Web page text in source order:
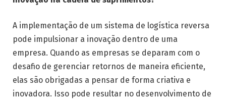
A implementação de um sistema de logística reversa
pode impulsionar a inovação dentro de uma
empresa. Quando as empresas se deparam com o
desafio de gerenciar retornos de maneira eficiente,
elas são obrigadas a pensar de forma criativa e
inovadora. Isso pode resultar no desenvolvimento de